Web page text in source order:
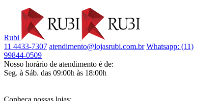
Rubi
11 4433-7307 atendimento@lojasrubi.com.br Whatsapp: (11)
99844-0509
Nosso horário de atendimento é de:
Seg. à Sáb. das 09:00h às 18:00h
Conheça nossas lojas: